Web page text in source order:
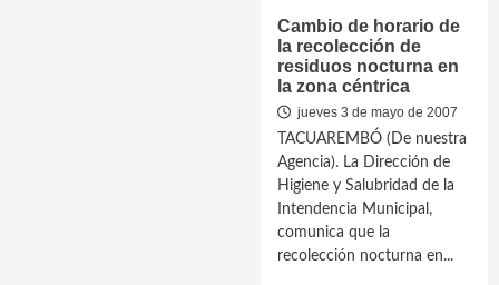
Cambio de horario de
la recolección de
residuos nocturna en
la zona céntrica
jueves 3 de mayo de 2007
TACUAREMBÓ (De nuestra
Agencia). La Dirección de
Higiene y Salubridad de la
Intendencia Municipal,
comunica que la
recolección nocturna en...